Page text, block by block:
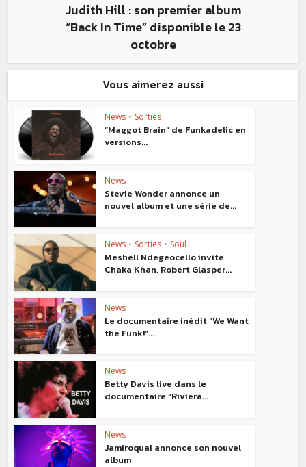
Judith Hill : son premier album
“Back In Time” disponible le 23
octobre
Vous aimerez aussi
News • Sorties
“Maggot Brain” de Funkadelic en
versions...
News
Stevie Wonder annonce un
nouvel album et une série de...
News • Sorties • Soul
Meshell Ndegeocello invite
Chaka Khan, Robert Glasper...
News
Le documentaire inédit “We Want
the Funk!”...
News
Betty Davis live dans le
documentaire “Riviera...
News
Jamiroquai annonce son nouvel
album